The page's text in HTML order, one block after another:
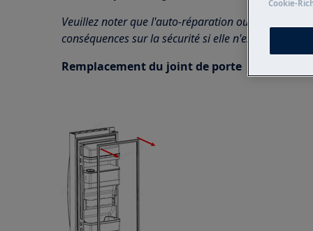
Veuillez noter que l'auto-réparation ou la
conséquences sur la sécurité si elle n'est pas
Remplacement du joint de porte
Cookie-